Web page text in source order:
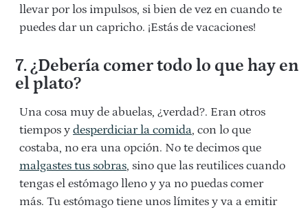
llevar por los impulsos, si bien de vez en cuando te
puedes dar un capricho. ¡Estás de vacaciones!
7. ¿Debería comer todo lo que hay en
el plato?
Una cosa muy de abuelas, ¿verdad?. Eran otros
tiempos y desperdiciar la comida, con lo que
costaba, no era una opción. No te decimos que
malgastes tus sobras, sino que las reutilices cuando
tengas el estómago lleno y ya no puedas comer
más. Tu estómago tiene unos límites y va a emitir